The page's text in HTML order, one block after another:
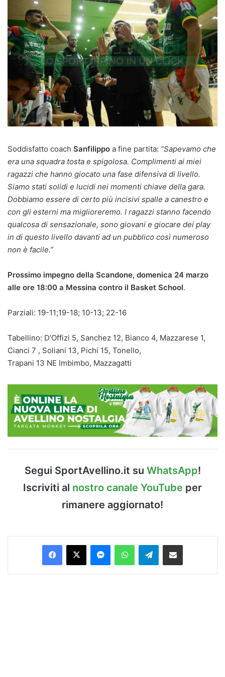
Soddisfatto coach Sanfilippo a fine partita: “Sapevamo che
era una squadra tosta e spigolosa. Complimenti ai miei
ragazzi che hanno giocato una fase difensiva di livello.
Siamo stati solidi e lucidi nei momenti chiave della gara.
Dobbiamo essere di certo più incisivi spalle a canestro e
con gli esterni ma miglioreremo. I ragazzi stanno facendo
qualcosa di sensazionale, sono giovani e giocare dei play
in di questo livello davanti ad un pubblico così numeroso
non è facile.”
Prossimo impegno della Scandone, domenica 24 marzo
alle ore 18:00 a Messina contro il Basket School.
Parziali: 19-11;19-18; 10-13; 22-16
Tabellino: D’Offizi 5, Sanchez 12, Bianco 4, Mazzarese 1,
Cianci 7 , Soliani 13, Pichi 15, Tonello,
Trapani 13 NE Imbimbo, Mazzagatti
Segui SportAvellino.it su WhatsApp!
Iscriviti al nostro canale YouTube per
rimanere aggiornato!
Facebook
X MessengerWhatsAppTelegramCondividi via Email